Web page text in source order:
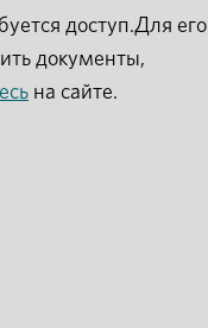
доступ.Для его
документы,
на сайте.